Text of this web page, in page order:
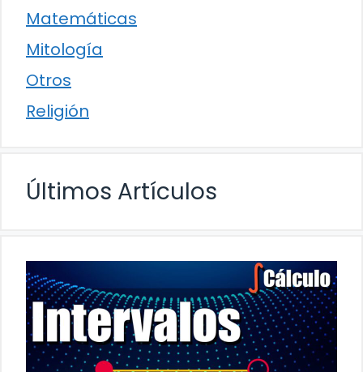
Matemáticas
Mitología
Otros
Religión
Últimos Artículos